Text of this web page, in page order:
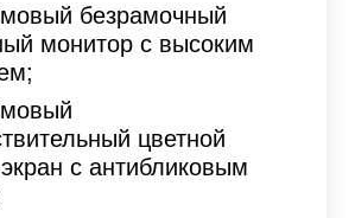
безрамочный
монитор с высоким
цветной
с антибликовым